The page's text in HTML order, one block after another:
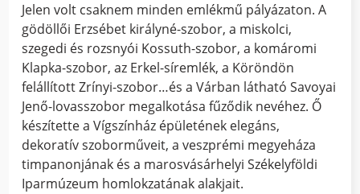
Jelen volt csaknem minden emlékmű pályázaton. A
gödöllői Erzsébet királyné-szobor, a miskolci,
szegedi és rozsnyói Kossuth-szobor, a komáromi
Klapka-szobor, az Erkel-síremlék, a Köröndön
felállított Zrínyi-szobor…és a Várban látható Savoyai
Jenő-lovasszobor megalkotása fűződik nevéhez. Ő
készítette a Vígszínház épületének elegáns,
dekoratív szoborműveit, a veszprémi megyeháza
timpanonjának és a marosvásárhelyi Székelyföldi
Iparmúzeum homlokzatának alakjait.